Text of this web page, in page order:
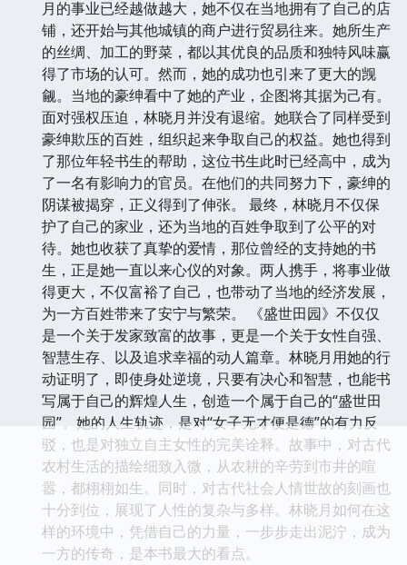
月的事业已经越做越大，她不仅在当地拥有了自己的店
铺，还开始与其他城镇的商户进行贸易往来。她所生产
的丝绸、加工的野菜，都以其优良的品质和独特风味赢
得了市场的认可。然而，她的成功也引来了更大的觊
觎。当地的豪绅看中了她的产业，企图将其据为己有。
面对强权压迫，林晓月并没有退缩。她联合了同样受到
豪绅欺压的百姓，组织起来争取自己的权益。她也得到
了那位年轻书生的帮助，这位书生此时已经高中，成为
了一名有影响力的官员。在他们的共同努力下，豪绅的
阴谋被揭穿，正义得到了伸张。 最终，林晓月不仅保
护了自己的家业，还为当地的百姓争取到了公平的对
待。她也收获了真挚的爱情，那位曾经的支持她的书
生，正是她一直以来心仪的对象。两人携手，将事业做
得更大，不仅富裕了自己，也带动了当地的经济发展，
为一方百姓带来了安宁与繁荣。 《盛世田园》不仅仅
是一个关于发家致富的故事，更是一个关于女性自强、
智慧生存、以及追求幸福的动人篇章。林晓月用她的行
动证明了，即使身处逆境，只要有决心和智慧，也能书
写属于自己的辉煌人生，创造一个属于自己的“盛世田
园”。她的人生轨迹，是对“女子无才便是德”的有力反
驳，也是对独立自主女性的完美诠释。故事中，对古代
农村生活的描绘细致入微，从农耕的辛劳到市井的喧
嚣，都栩栩如生。同时，对古代社会人情世故的刻画也
十分到位，展现了人性的复杂与多样。林晓月如何在这
样的环境中，凭借自己的力量，一步步走出泥泞，成为
一方的传奇，是本书最大的看点。